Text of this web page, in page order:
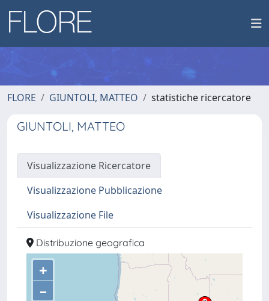
FLORE GIUNTOLI, MATTEO statistiche ricercatore
GIUNTOLI, MATTEO
Visualizzazione Ricercatore
Visualizzazione Pubblicazione
Visualizzazione File
Distribuzione geografica
+
–